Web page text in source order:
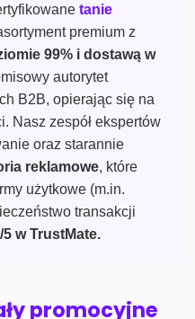
tanie
premium z
99% i dostawą w
autorytet
B2B, opierając się na
Nasz zespół ekspertów
oraz starannie
reklamowe, które
użytkowe (m.in.
transakcji
5 w TrustMate.
promocyjne